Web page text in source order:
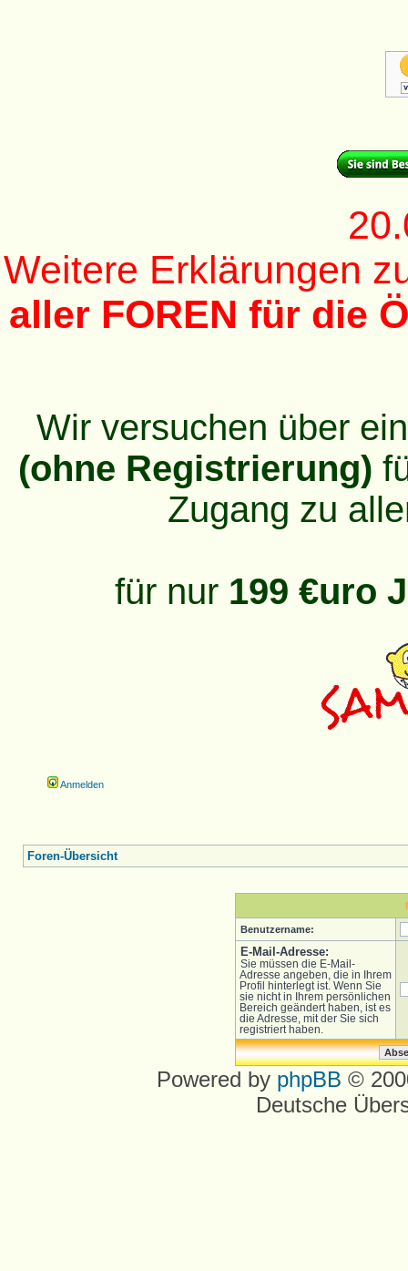
Weitere Erklärungen
aller FOREN für die
Wir versuchen über
(ohne Registrierung)
Zugang zu
für nur 199 €uro
Anmelden
Foren-Übersicht
Benutzername:
E-Mail-Adresse:
Sie müssen die E-Mail-
Adresse angeben, die in Ihrem
Profil hinterlegt ist. Wenn Sie
sie nicht in Ihrem persönlichen
Bereich geändert haben, ist es
die Adresse, mit der Sie sich
registriert haben.
Powered by phpBB ©
Deutsche